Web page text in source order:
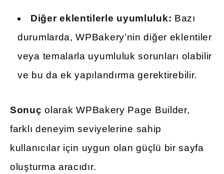
Diğer eklentilerle uyumluluk: Bazı
durumlarda, WPBakery’nin diğer eklentiler
veya temalarla uyumluluk sorunları olabilir
ve bu da ek yapılandırma gerektirebilir.
Sonuç olarak WPBakery Page Builder,
farklı deneyim seviyelerine sahip
kullanıcılar için uygun olan güçlü bir sayfa
oluşturma aracıdır.